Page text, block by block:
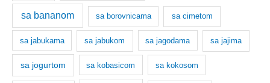
sa bananom sa borovnicama sa cimetom
sa jabukama sa jabukom sa jagodama sa jajima
sa jogurtom sa kobasicom sa kokosom